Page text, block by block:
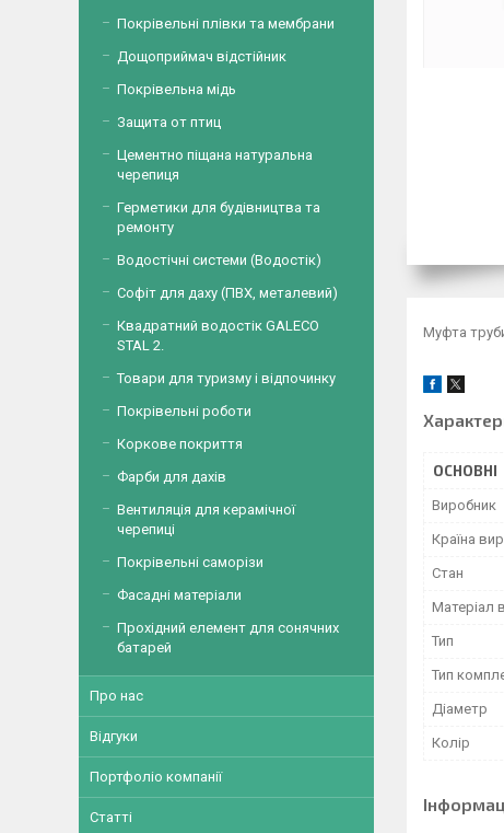
Муфта
ОСНОВНІ
Виробник
Країна
Стан
Матеріал
Тип
Тип
Діаметр
Колір
Покрівельні плівки та мембрани
Дощоприймач відстійник
Покрівельна мідь
Защита от птиц
Цементно піщана натуральна
черепиця
Герметики для будівництва та
ремонту
Водостічні системи (Водостік)
Софіт для даху (ПВХ, металевий)
Квадратний водостік GALECO
STAL 2.
Товари для туризму і відпочинку
Покрівельні роботи
Коркове покриття
Фарби для дахів
Вентиляція для керамічної
черепиці
Покрівельні саморізи
Фасадні матеріали
Прохідний елемент для сонячних
батарей
Про нас
Відгуки
Портфоліо компанії
Статті